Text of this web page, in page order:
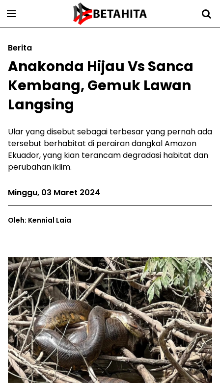
Berita
Anakonda Hijau Vs Sanca
Kembang, Gemuk Lawan
Langsing
Ular yang disebut sebagai terbesar yang pernah ada
tersebut berhabitat di perairan dangkal Amazon
Ekuador, yang kian terancam degradasi habitat dan
perubahan iklim.
Minggu, 03 Maret 2024
Oleh: Kennial Laia